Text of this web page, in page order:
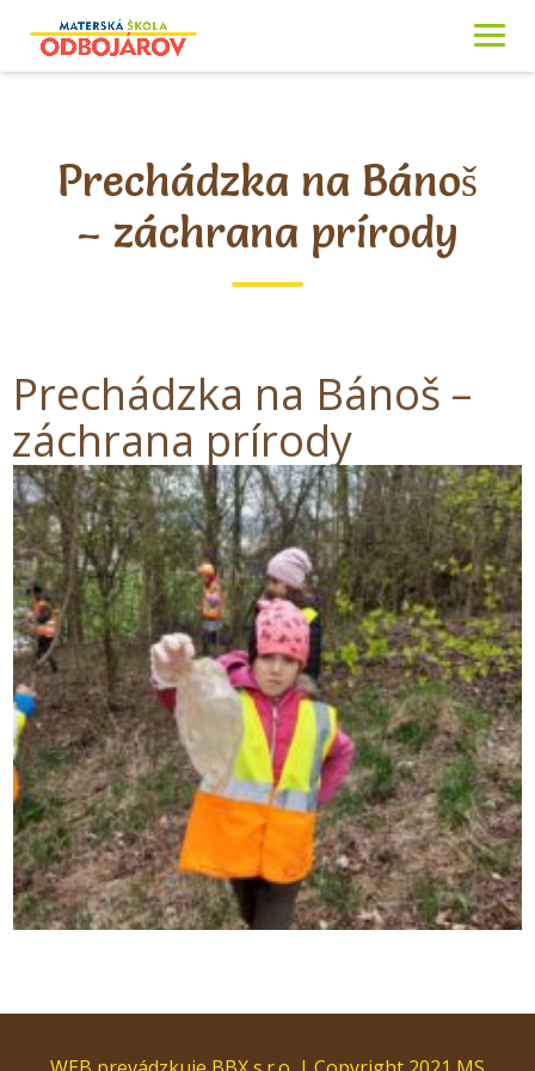
content
Prechádzka na Bánoš
– záchrana prírody
Prechádzka na Bánoš –
záchrana prírody